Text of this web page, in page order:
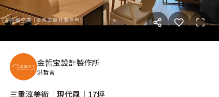
金哲宝設計製作所
洪哲言
三重淳美術｜現代風｜17坪